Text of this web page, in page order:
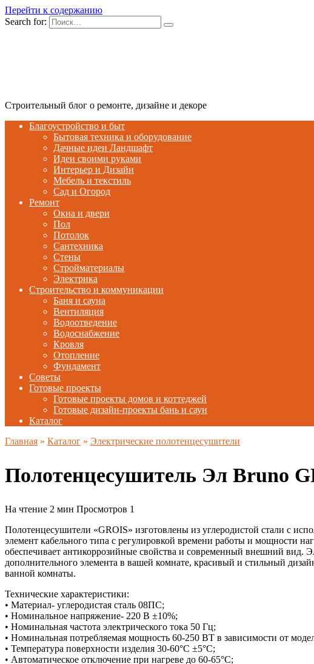
Перейти к содержанию
Search for:
Строительный блог о ремонте, дизайне и декоре
Благоустройство и быт
Бытовая техника и оборудование
Дачные идеи Ландшафт
Идеи своими руками
Интерьер и Дизайн
Мебель и текстиль
Сад и Огород
Ремонт
Окна и двери
Пол
Потолок
Сантехника
Стены
Стройматериалы
Электрика
Строительство и коммуникации
Баня и сауна
Вентиляция
Водоотведение
Водоснабжение
Кровля
Отопление
Фундамент
Советы
Готовые проекты
Готовые проекты домов и коттеджей
Готовые дизайн-проекты бань и саун
Каталог
Главная » Каталог » Электрические полотенцесушители
Полотенцесушитель Эл Bruno
На чтение 2 мин Просмотров 1
Полотенцесушители «GROIS» изготовлены из углеродистой стали с
элемент кабельного типа с регулировкой времени работы и мощности
обеспечивает антикоррозийные свойства и современный внешний вид.
дополнительного элемента в вашей комнате, красивый и стильный
ванной комнаты.
Технические характеристики:
• Материал- углеродистая сталь 08ПС;
• Номинальное напряжение- 220 В ±10%;
• Номинальная частота электрического тока 50 Гц;
• Номинальная потребляемая мощность 60-250 ВТ в зависимости от
• Температура поверхности изделия 30-60°С ±5°С;
• Автоматическое отключение при нагреве до 60-65°С;